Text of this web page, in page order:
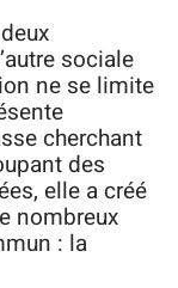
sociale
ne se limite
cherchant
des
elle a créé
nombreux
: la